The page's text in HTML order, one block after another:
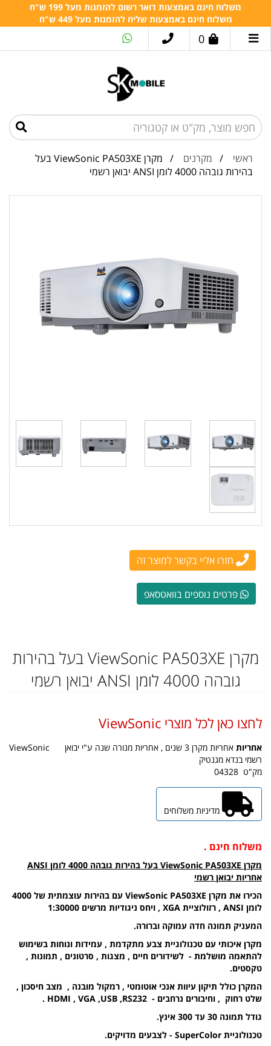
משלוח חינם באמצעות דואר רשום להזמנות מעל 199 ש"ח
משלוח חינם באמצעות שליח להזמנות מעל 449 ש"ח
0
ראשי / מקרנים
/ מקרן ViewSonic PA503XE בעל
בהירות גובהה 4000 לומן ANSI יבואן רשמי
חזרו אליי בקשר למוצר זה
פרטים נוספים בוואטסאפ
מקרן ViewSonic PA503XE בעל בהירות
גובהה 4000 לומן ANSI יבואן רשמי
לחצו כאן לכל מוצרי ViewSonic
ViewSonic אחריות
אחריות מקרן 3 שנים , אחריות מנורה שנה ע"י יבואן
רשמי בנדא מגנטיק
מק"ט 04328
משלוח חינם .
מקרן ViewSonic PA503XE בעל בהירות גובהה 4000 לומן ANSI
אחריות יבואן רשמי
הכירו את מקרן ViewSonic PA503XE עם בהירות עוצמתית של 4000
לומן ANSI , רזולוציית XGA , ויחס ניגודיות מרשים 1:30000
המעניק תמונה חדה עמוקה וברורה.
מקרן איכותי עם טכנולוגיית צבע מתקדמת , עמידות ונוחות בשימוש
להתאמה מושלמת - לשידורים חיים , מצגות , סרטונים , תמונות ,
טקסטים.
המקרן כולל תיקון עיוות אנכי אוטומטי , רמקול מובנה , מצב חיסכון ,
שלט רחוק , וחיבורים נרחבים - HDMI , VGA ,USB ,RS232 .
גודל תמונה 30 עד 300 אינץ.
טכנולוגיית SuperColor - לצבעים מדויקים.